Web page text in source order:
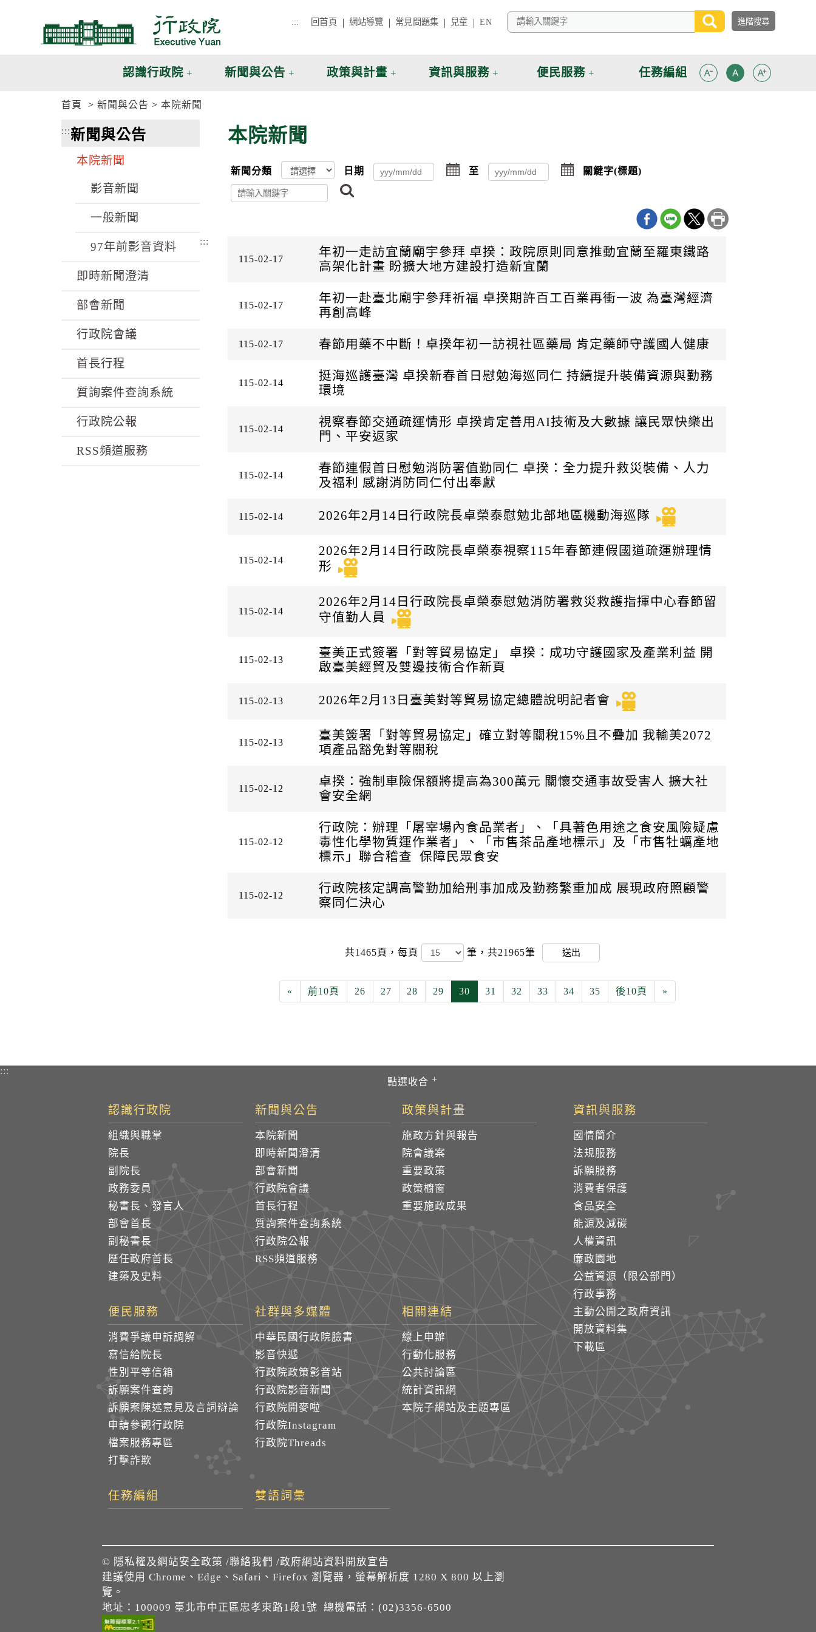
::: 回首頁 網站導覽 常見問題集 兒童 EN
認識行政院 新聞與公告 政策與計畫 資訊與服務 便民服務 任務編組
首頁 新聞與公告 本院新聞
:::新聞與公告
本院新聞
影音新聞
一般新聞
97年前影音資料
即時新聞澄清
部會新聞
行政院會議
首長行程
質詢案件查詢系統
行政院公報
RSS頻道服務
本院新聞
新聞分類 日期
點
擊
日
至
點
擊
日
關鍵字(標題)
尋
:::
年初一走訪宜蘭廟宇參拜 卓揆：政院原則同意推動宜蘭至羅東鐵路
高架化計畫 盼擴大地方建設打造新宜蘭
115-02-17
年初一赴臺北廟宇參拜祈福 卓揆期許百工百業再衝一波 為臺灣經濟
再創高峰
115-02-17
春節用藥不中斷！卓揆年初一訪視社區藥局 肯定藥師守護國人健康
115-02-17
挺海巡護臺灣 卓揆新春首日慰勉海巡同仁 持續提升裝備資源與勤務
環境
115-02-14
視察春節交通疏運情形 卓揆肯定善用AI技術及大數據 讓民眾快樂出
門、平安返家
115-02-14
春節連假首日慰勉消防署值勤同仁 卓揆：全力提升救災裝備、人力
及福利 感謝消防同仁付出奉獻
115-02-14
2026年2月14日行政院長卓榮泰慰勉北部地區機動海巡隊
115-02-14
2026年2月14日行政院長卓榮泰視察115年春節連假國道疏運辦理情
形
115-02-14
2026年2月14日行政院長卓榮泰慰勉消防署救災救護指揮中心春節留
守值勤人員
115-02-14
臺美正式簽署「對等貿易協定」 卓揆：成功守護國家及產業利益 開
啟臺美經貿及雙邊技術合作新頁
115-02-13
2026年2月13日臺美對等貿易協定總體說明記者會
115-02-13
臺美簽署「對等貿易協定」確立對等關稅15%且不疊加 我輸美2072
項產品豁免對等關稅
115-02-13
卓揆：強制車險保額將提高為300萬元 關懷交通事故受害人 擴大社
會安全網
115-02-12
行政院：辦理「屠宰場內食品業者」、「具著色用途之食安風險疑慮
毒性化學物質運作業者」、「市售茶品產地標示」及「市售牡蠣產地
標示」聯合稽查 保障民眾食安
115-02-12
行政院核定調高警勤加給刑事加成及勤務繁重加成 展現政府照顧警
察同仁決心
115-02-12
共1465頁，每頁 筆，共21965筆 送出
« 前10頁 26 27 28 29 30 31 32 33 34 35 後10頁 »
:::
認識行政院
組織與職掌
院長
副院長
政務委員
秘書長、發言人
部會首長
副秘書長
歷任政府首長
建築及史料
新聞與公告
本院新聞
即時新聞澄清
部會新聞
行政院會議
首長行程
質詢案件查詢系統
行政院公報
RSS頻道服務
政策與計畫
施政方針與報告
院會議案
重要政策
政策櫥窗
重要施政成果
資訊與服務
國情簡介
法規服務
訴願服務
消費者保護
食品安全
能源及減碳
人權資訊
廉政園地
公益資源（限公部門）
行政事務
主動公開之政府資訊
開放資料集
下載區
便民服務
消費爭議申訴調解
寫信給院長
性別平等信箱
訴願案件查詢
訴願案陳述意見及言詞辯論
申請參觀行政院
檔案服務專區
打擊詐欺
社群與多媒體
中華民國行政院臉書
影音快遞
行政院政策影音站
行政院影音新聞
行政院開麥啦
行政院Instagram
行政院Threads
相關連結
線上申辦
行動化服務
公共討論區
統計資訊網
本院子網站及主題專區
任務編組 雙語詞彙
© 隱私權及網站安全政策 /聯絡我們 /政府網站資料開放宣告
建議使用 Chrome、Edge、Safari、Firefox 瀏覽器，螢幕解析度 1280 X 800 以上瀏
覽。
地址：100009 臺北市中正區忠孝東路1段1號 總機電話：(02)3356-6500